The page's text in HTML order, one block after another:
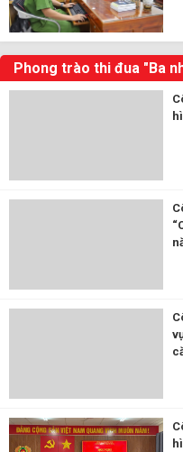
Phong trào thi đua "Ba